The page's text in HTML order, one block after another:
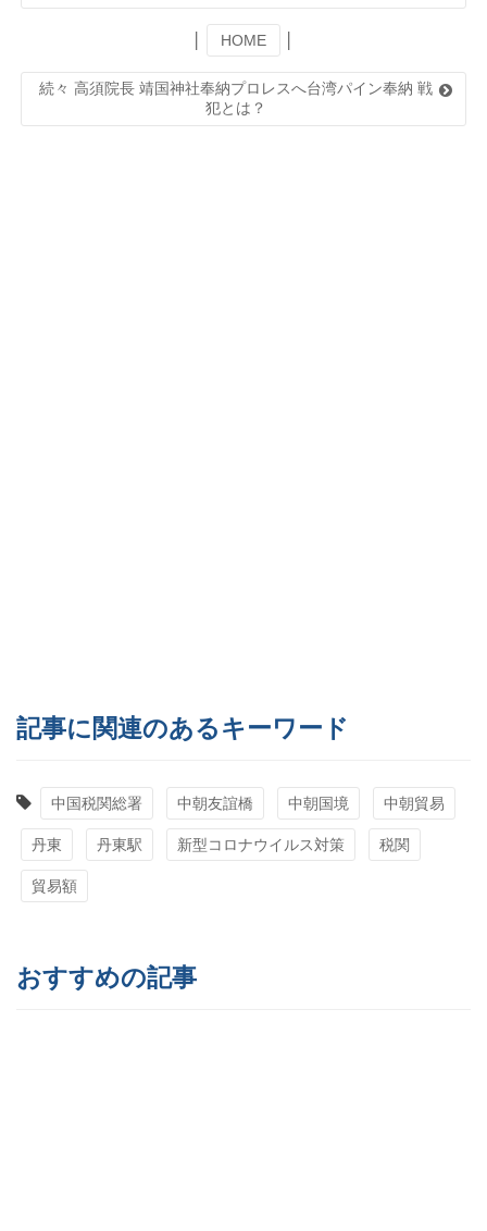
HOME
続々 高須院長 靖国神社奉納プロレスへ台湾パイン奉納 戦
犯とは？
記事に関連のあるキーワード
中国税関総署 中朝友誼橋 中朝国境 中朝貿易
丹東 丹東駅 新型コロナウイルス対策 税関
貿易額
おすすめの記事